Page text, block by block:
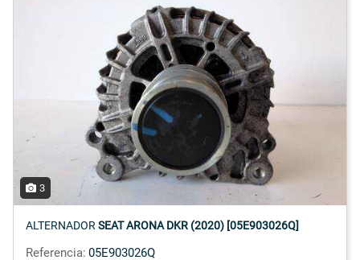
3
ALTERNADORSEAT ARONA DKR (2020) [05E903026Q]
Referencia: 05E903026Q